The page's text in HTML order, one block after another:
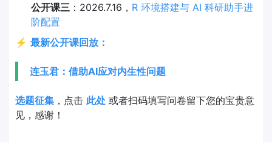
公开课三：2026.7.16， R 环境搭建与 AI 科研助手进
阶配置
⚡ 最新公开课回放：
连玉君：借助AI应对内生性问题
选题征集 ，点击 此处 或者扫码填写问卷留下您的宝贵意
见，感谢！